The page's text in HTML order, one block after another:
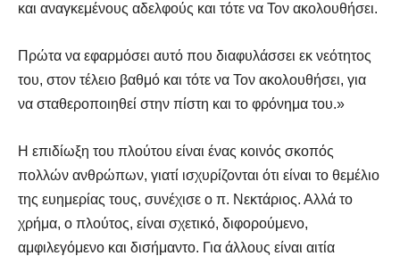
και αναγκεμένους αδελφούς και τότε να Τον ακολουθήσει.
Πρώτα να εφαρμόσει αυτό που διαφυλάσσει εκ νεότητος
του, στον τέλειο βαθμό και τότε να Τον ακολουθήσει, για
να σταθεροποιηθεί στην πίστη και το φρόνημα του.»
Η επιδίωξη του πλούτου είναι ένας κοινός σκοπός
πολλών ανθρώπων, γιατί ισχυρίζονται ότι είναι το θεμέλιο
της ευημερίας τους, συνέχισε ο π. Νεκτάριος. Αλλά το
χρήμα, ο πλούτος, είναι σχετικό, διφορούμενο,
αμφιλεγόμενο και δισήμαντο. Για άλλους είναι αιτία